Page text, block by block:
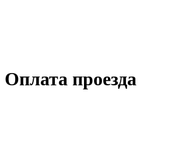
Оплата проезда